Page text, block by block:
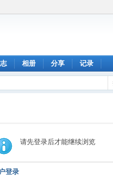
相册 分享 记录
请先登录后才能继续浏览
登录